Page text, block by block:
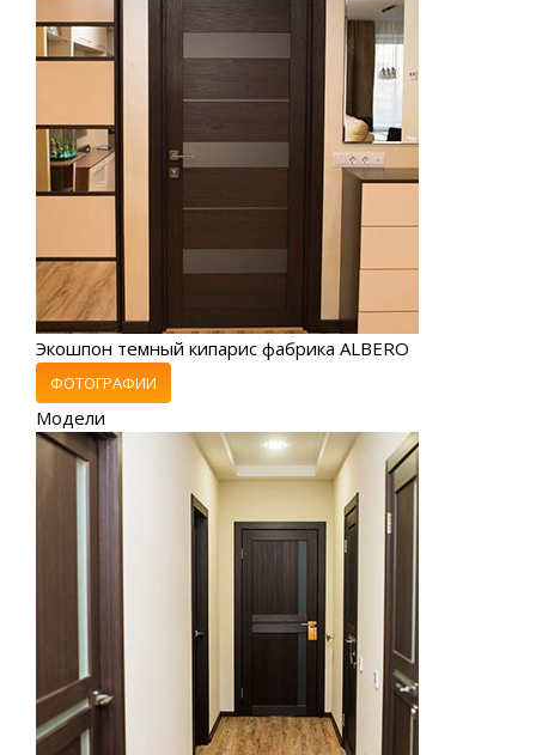
Экошпон темный кипарис фабрика ALBERO
ФОТОГРАФИИ
Модели